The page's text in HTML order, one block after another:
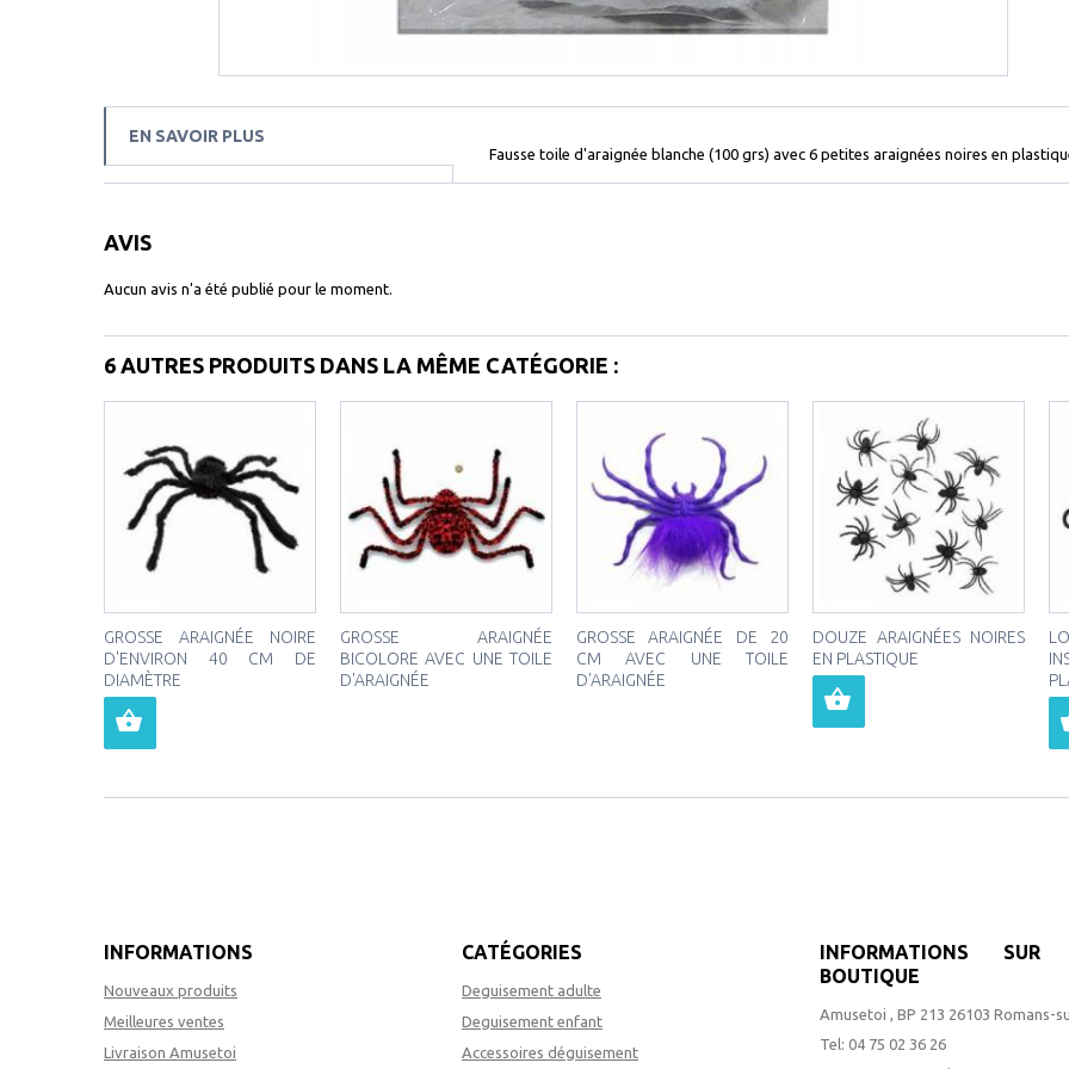
EN SAVOIR PLUS
Fausse toile d'araignée blanche (100 grs) avec 6 petites araignées noires en
AVIS
Aucun avis n'a été publié pour le moment.
6 AUTRES PRODUITS DANS LA MÊME CATÉGORIE :
GROSSE ARAIGNÉE NOIRE
D'ENVIRON 40 CM DE
DIAMÈTRE
GROSSE ARAIGNÉE
BICOLORE AVEC UNE TOILE
D'ARAIGNÉE
GROSSE ARAIGNÉE DE 20
CM AVEC UNE TOILE
D'ARAIGNÉE
DOUZE ARAIGNÉES NOIRES
EN PLASTIQUE
INFORMATIONS
Nouveaux produits
Meilleures ventes
Livraison Amusetoi
CATÉGORIES
Deguisement adulte
Deguisement enfant
Accessoires déguisement
INFORMATIONS SUR
BOUTIQUE
Amusetoi , BP 213 26103 Romans-
Tel: 04 75 02 36 26